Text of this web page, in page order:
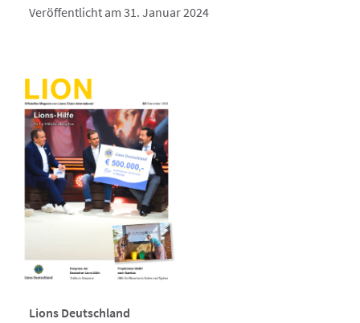
Veröffentlicht am 31. Januar 2024
Lions Deutschland